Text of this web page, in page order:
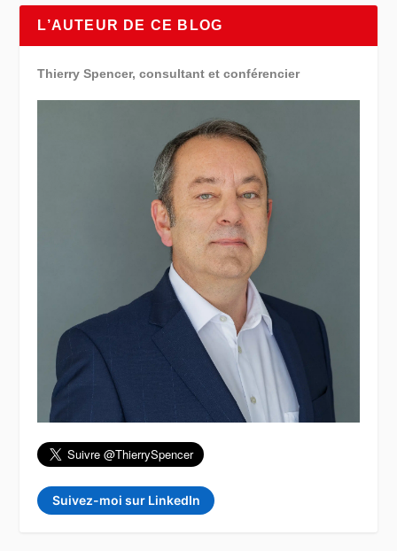
L’AUTEUR DE CE BLOG
Thierry Spencer, consultant et conférencier
Suivez-moi sur LinkedIn